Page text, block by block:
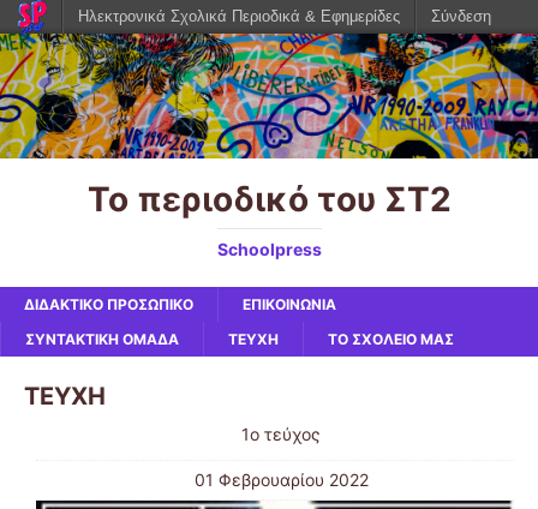
Το περιοδικό του ΣΤ2
Schoolpress
ΔΙΔΑΚΤΙΚΟ ΠΡΟΣΩΠΙΚΟ
ΕΠΙΚΟΙΝΩΝΙΑ
ΣΥΝΤΑΚΤΙΚΗ ΟΜΑΔΑ
ΤΕΥΧΗ ΤΟ ΣΧΟΛΕΙΟ ΜΑΣ
ΤΕΥΧΗ
1ο τεύχος
01 Φεβρουαρίου 2022
Ηλεκτρονικά Σχολικά Περιοδικά & Εφημερίδες Σύνδεση